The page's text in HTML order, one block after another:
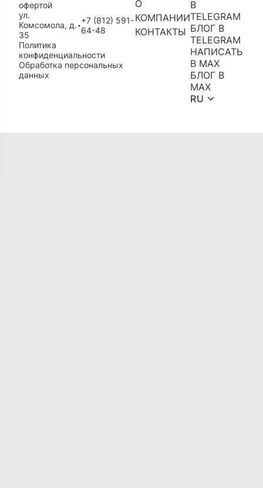
офертой
ул.
Комсомола, д.
35
•+7 (812) 591-
64-48
Политика
конфиденциальности
Обработка персональных
данных
О
КОМПАНИИ
КОНТАКТЫ
В
TELEGRAM
БЛОГ В
TELEGRAM
НАПИСАТЬ
В MAX
БЛОГ В
MAX
RU